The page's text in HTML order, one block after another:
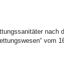
nach
vom